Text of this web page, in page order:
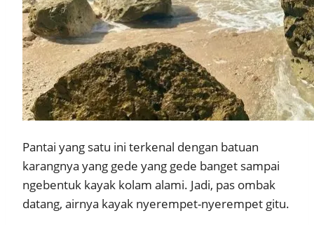
Pantai yang satu ini terkenal dengan batuan
karangnya yang gede yang gede banget sampai
ngebentuk kayak kolam alami. Jadi, pas ombak
datang, airnya kayak nyerempet-nyerempet gitu.